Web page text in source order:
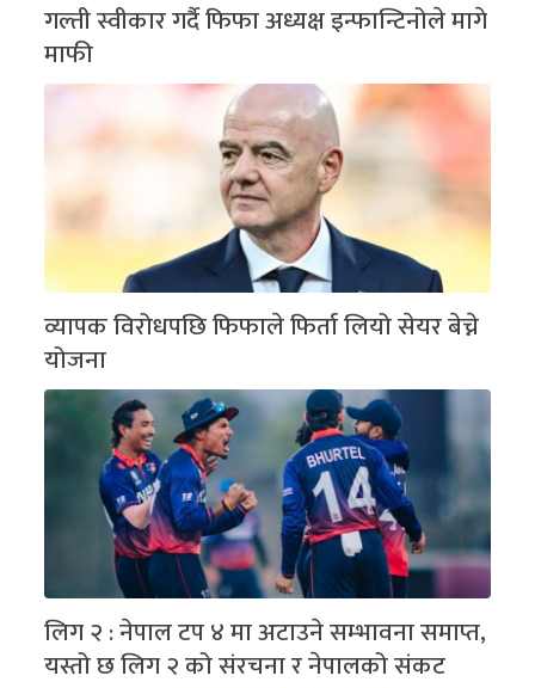
गल्ती स्वीकार गर्दै फिफा अध्यक्ष इन्फान्टिनोले मागे
माफी
व्यापक विरोधपछि फिफाले फिर्ता लियो सेयर बेच्ने
योजना
लिग २ : नेपाल टप ४ मा अटाउने सम्भावना समाप्त,
यस्तो छ लिग २ को संरचना र नेपालको संकट